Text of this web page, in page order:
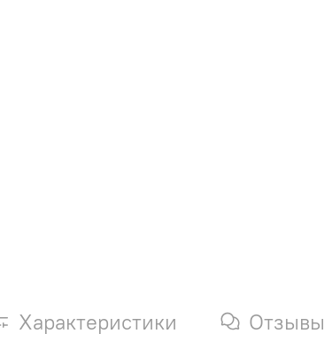
Характеристики Отзывы